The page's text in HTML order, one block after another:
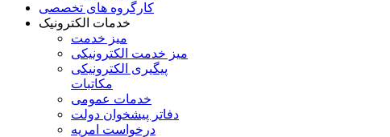
کارگروه های تخصصی
خدمات الکترونیک
میز خدمت
میز خدمت الکترونیکی
پیگیری الکترونیکی
مکاتبات
خدمات عمومی
دفاتر پیشخوان دولت
درخواست امریه